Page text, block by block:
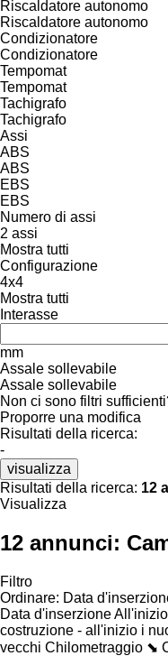
Riscaldatore autonomo
Riscaldatore autonomo
Condizionatore
Condizionatore
Tempomat
Tempomat
Tachigrafo
Tachigrafo
Assi
ABS
ABS
EBS
EBS
Numero di assi
2 assi
Mostra tutti
Configurazione
4x4
Mostra tutti
Interasse
mm
Assale sollevabile
Assale sollevabile
Non ci sono filtri
Proporre una modifica
Risultati della ricerca:
-
visualizza
Risultati della ricerca: 12
Visualizza
12 annunci:
Filtro
Ordinare: Data
Data d'inserzione
costruzione - all'inizio i
vecchi Chilometraggio ⬊